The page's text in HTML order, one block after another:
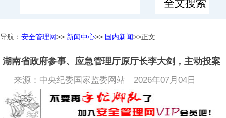
导航： 安全管理网>> 新闻中心>> 国内新闻>>正文
湖南省政府参事、应急管理厅原厅长李大剑，主动投案
来源：中央纪委国家监委网站 2026年07月04日